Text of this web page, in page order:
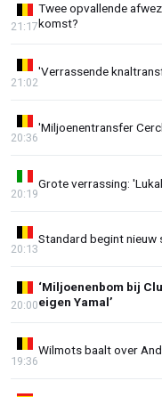
Twee opvallende
komst?
21:17
'Verrassende
21:02
'Miljoenentransfer
20:36
Grote verrassing:
20:19
Standard begint nieuw
20:13
‘Miljoenenbom bij
eigen Yamal’
20:00
Wilmots baalt over
19:36